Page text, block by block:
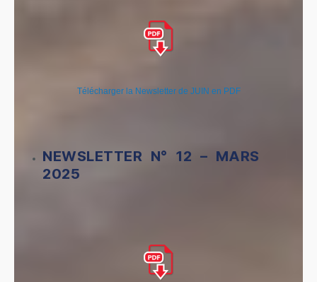
Télécharger la Newsletter de JUIN en PDF
NEWSLETTER N° 12 – MARS
2025